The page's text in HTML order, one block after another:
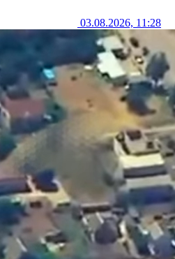
03.08.2026, 11:28